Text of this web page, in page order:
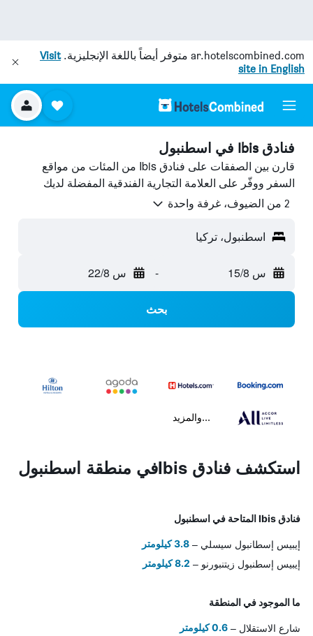
ar.hotelscombined.com متوفر أيضاً باللغة الإنجليزية.Visit
site in English
فنادق Ibis في اسطنبول
قارن بين الصفقات على فنادق Ibis من المئات من مواقع
السفر ووفّر على العلامة التجارية الفندقية المفضلة لديك
2 من الضيوف، غرفة واحدة
اسطنبول، تركيا
س 15/8 - س 22/8
بحث
...والمزيد
استكشف فنادق Ibisفي منطقة اسطنبول
فنادق Ibis المتاحة في اسطنبول
إيبيس إسطانبول سيسلي 3.8 كيلومتر
إيبيس إسطنبول زيتنبورنو 8.2 كيلومتر
ما الموجود في المنطقة
شارع الاستقلال 0.6 كيلومتر